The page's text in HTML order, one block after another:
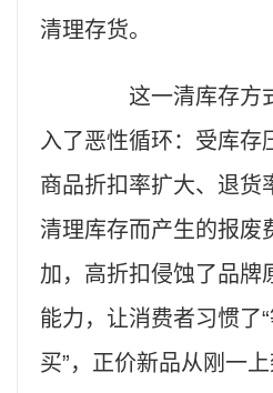
清理存货。
这一清库存方
入了恶性循环：受库存
商品折扣率扩大、退货
清理库存而产生的报废
加，高折扣侵蚀了品牌
能力，让消费者习惯了
买”，正价新品从刚一